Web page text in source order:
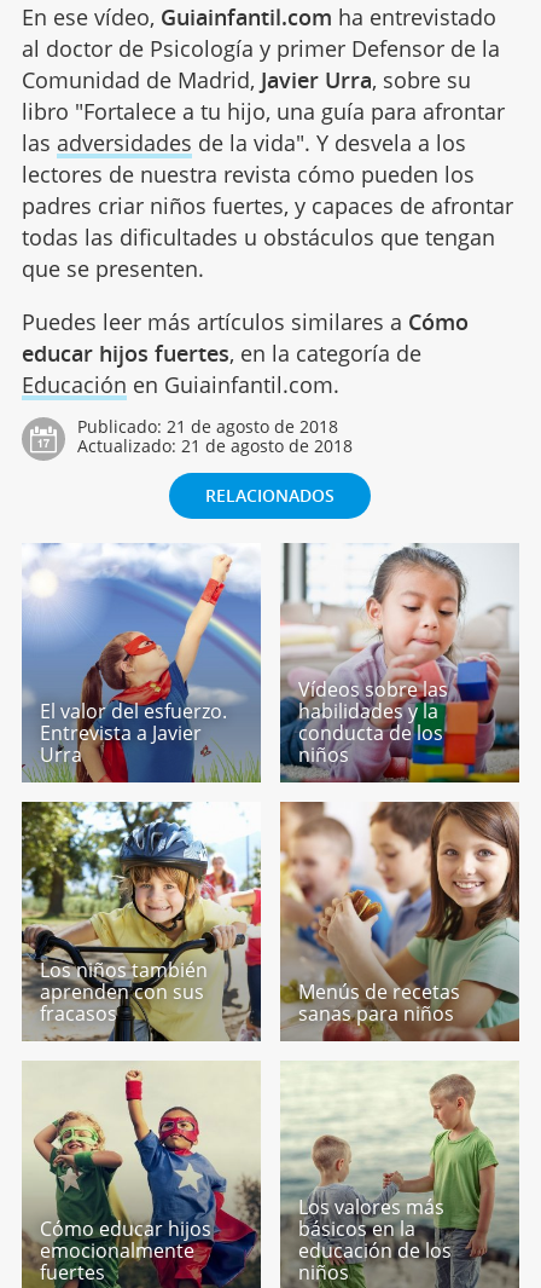
En ese vídeo, Guiainfantil.com ha entrevistado
al doctor de Psicología y primer Defensor de la
Comunidad de Madrid, Javier Urra, sobre su
libro "Fortalece a tu hijo, una guía para afrontar
las adversidades de la vida". Y desvela a los
lectores de nuestra revista cómo pueden los
padres criar niños fuertes, y capaces de afrontar
todas las dificultades u obstáculos que tengan
que se presenten.
Puedes leer más artículos similares a Cómo
educar hijos fuertes, en la categoría de
Educación en Guiainfantil.com.
Publicado: 21 de agosto de 2018
Actualizado: 21 de agosto de 2018
RELACIONADOS
El valor del esfuerzo.
Entrevista a Javier
Urra
Vídeos sobre las
habilidades y la
conducta de los
niños
Los niños también
aprenden con sus
fracasos
Menús de recetas
sanas para niños
Cómo educar hijos
emocionalmente
fuertes
Los valores más
básicos en la
educación de los
niños